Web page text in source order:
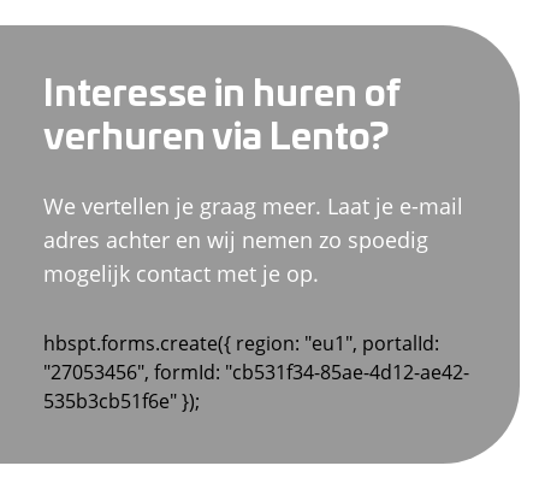
Interesse in huren of
verhuren via Lento?
We vertellen je graag meer. Laat je e-mail
adres achter en wij nemen zo spoedig
mogelijk contact met je op.
hbspt.forms.create({ region: "eu1", portalId:
"27053456", formId: "cb531f34-85ae-4d12-ae42-
535b3cb51f6e" });